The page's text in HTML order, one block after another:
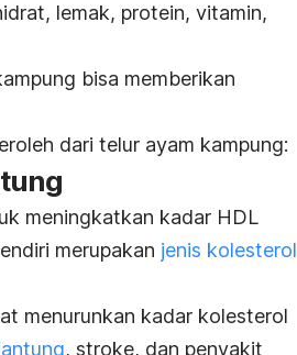
lemak, protein, vitamin,
bisa memberikan
dari telur ayam kampung:
meningkatkan kadar HDL
merupakan jenis kolesterol
menurunkan kadar kolesterol
, stroke, dan penyakit